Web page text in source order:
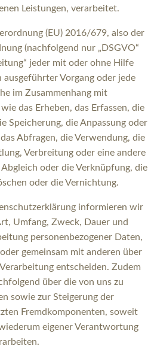
Leistungen, verarbeitet.
(EU) 2016/679, also der
(nachfolgend nur „DSGVO“
jeder mit oder ohne Hilfe
Vorgang oder jede
im Zusammenhang mit
das Erheben, das Erfassen, die
Speicherung, die Anpassung oder
Abfragen, die Verwendung, die
Verbreitung oder eine andere
oder die Verknüpfung, die
oder die Vernichtung.
informieren wir
Umfang, Zweck, Dauer und
personenbezogener Daten,
gemeinsam mit anderen über
entscheiden. Zudem
über die von uns zu
sowie zur Steigerung der
Fremdkomponenten, soweit
eigener Verantwortung